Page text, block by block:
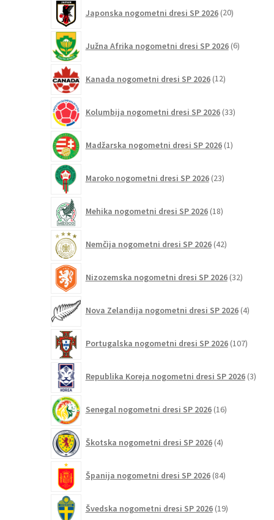
Japonska nogometni dresi SP 2026 20izdelkov
Južna Afrika nogometni dresi SP 2026 6izdelkov
Kanada nogometni dresi SP 2026 12izdelkov
Kolumbija nogometni dresi SP 2026 33izdelkov
Madžarska nogometni dresi SP 2026 1izdelek
Maroko nogometni dresi SP 2026 23izdelkov
Mehika nogometni dresi SP 2026 18izdelkov
Nemčija nogometni dresi SP 2026 42izdelkov
Nizozemska nogometni dresi SP 2026 32izdelkov
Nova Zelandija nogometni dresi SP 2026 4izdelki
Portugalska nogometni dresi SP 2026 107
Republika Koreja nogometni dresi SP 2026 3
Senegal nogometni dresi SP 2026 16izdelkov
Škotska nogometni dresi SP 2026 4izdelki
Španija nogometni dresi SP 2026 84izdelkov
Švedska nogometni dresi SP 2026 19izdelkov